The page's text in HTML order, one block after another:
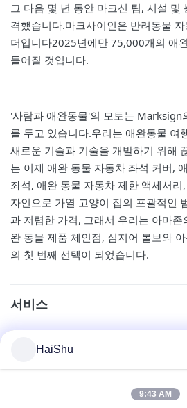
그 다음 몇 년 동안 마크신 팀, 시설 및
격했습니다.마크사이인은 반려동물
더입니다2025년에만 75,000개의 애
들어질 것입니다.
'사람과 애완동물'의 모토는 Marksign
를 두고 있습니다.우리는 애완동물 여
새로운 기술과 기술을 개발하기 위해
는 이제 애완 동물 자동차 좌석 커버,
좌석, 애완 동물 자동차 제한 액세서리
자인으로 가열 고양이 집의 포괄적인
과 저렴한 가격, 그래서 우리는 아마존
완 동물 제품 체인점, 심지어 볼보와
의 첫 번째 선택이 되었습니다.
서비스
HaiShu
9:43 AM